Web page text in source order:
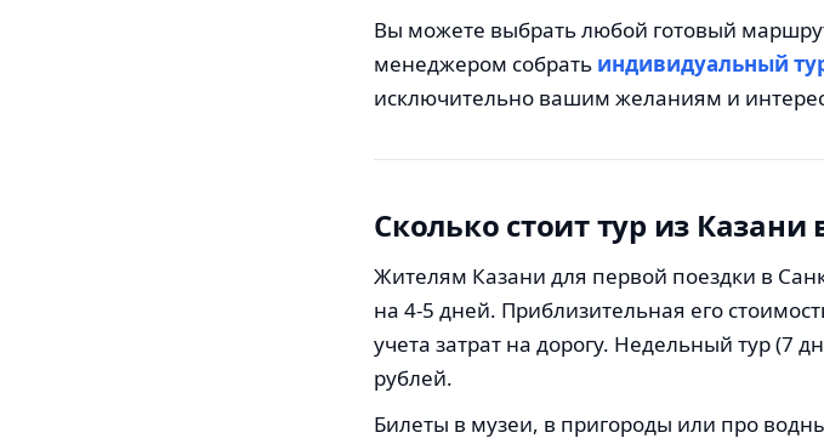
Вы можете выбрать любой готовый
менеджером собрать индивидуальный
исключительно вашим желаниям и
Сколько стоит тур из Казани
Жителям Казани для первой поездки в
на 4-5 дней. Приблизительная его
учета затрат на дорогу. Недельный тур (7
рублей.
Билеты в музеи, в пригороды или про